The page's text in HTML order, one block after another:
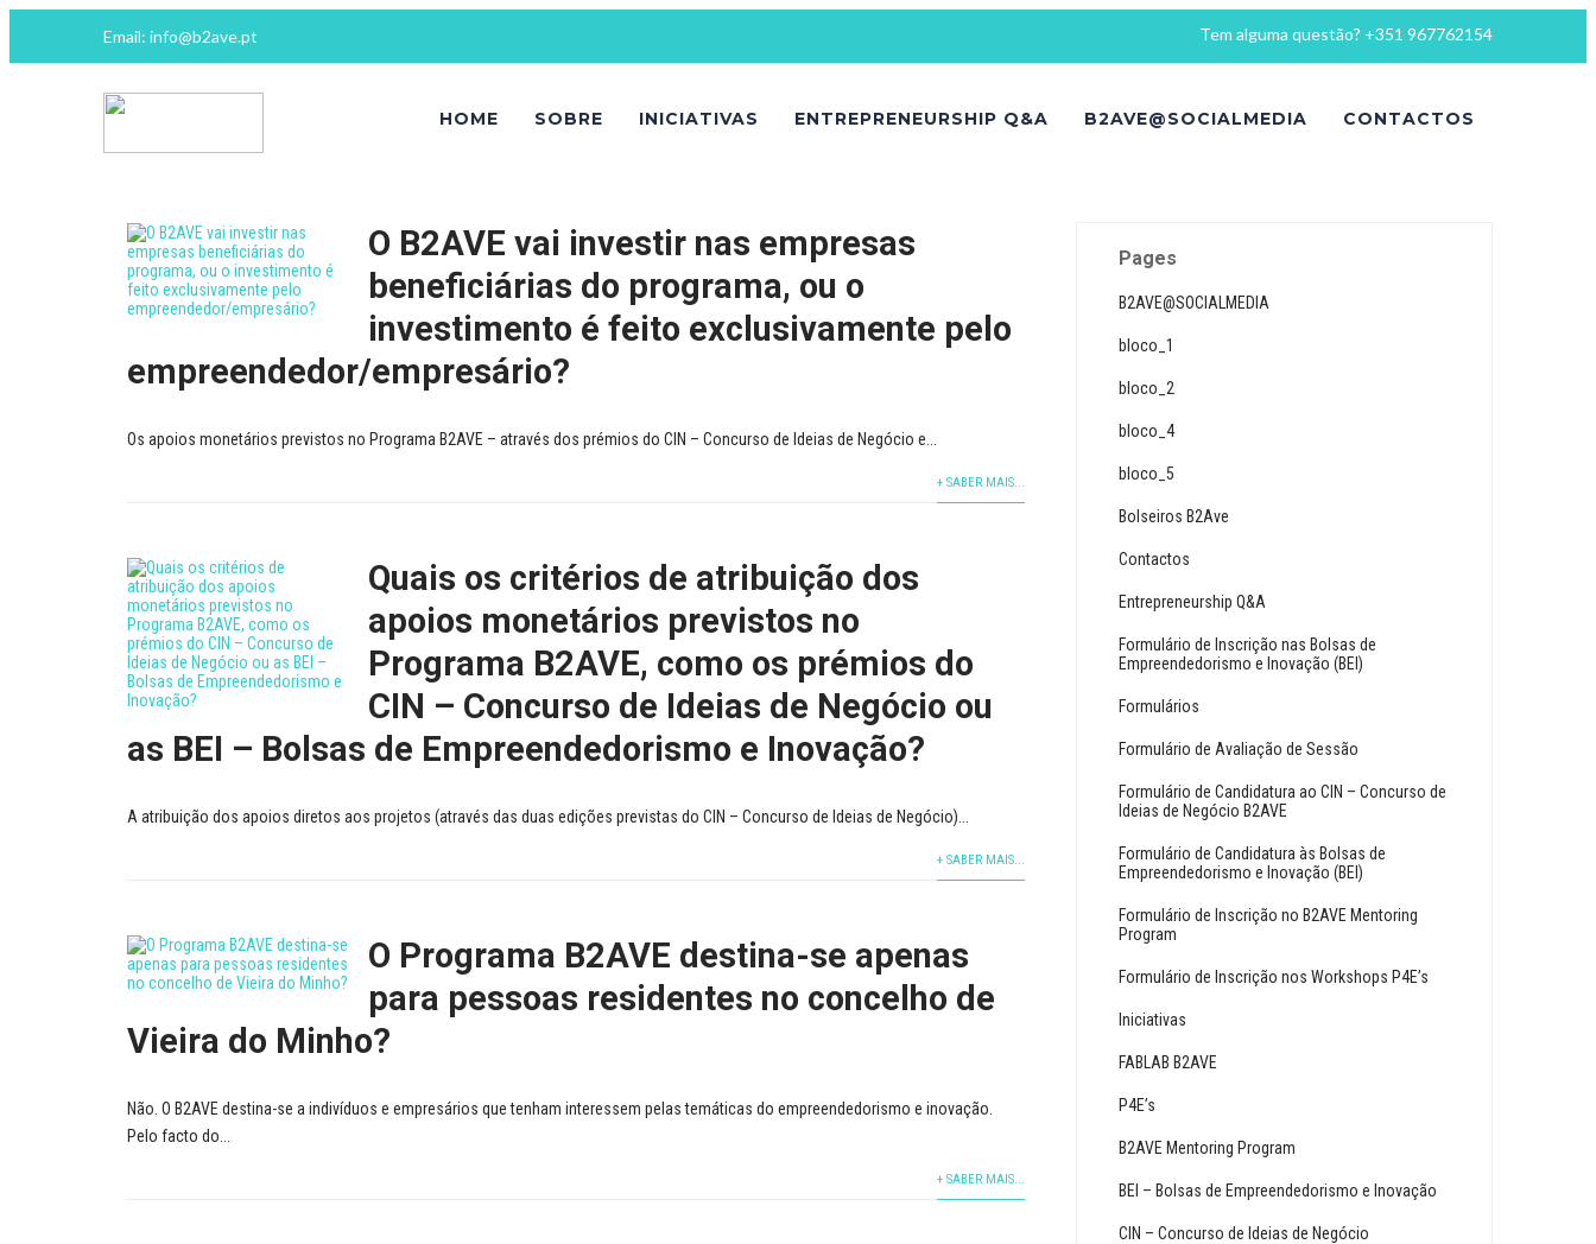
Email: info@b2ave.pt Tem alguma questão? +351 967762154
HOME SOBRE INICIATIVAS ENTREPRENEURSHIP Q&A B2AVE@SOCIALMEDIA CONTACTOS
O B2AVE vai investir nas empresas
beneficiárias do programa, ou o
investimento é feito exclusivamente pelo
empreendedor/empresário?
Os apoios monetários previstos no Programa B2AVE – através dos prémios do CIN – Concurso de Ideias de Negócio e...
+ SABER MAIS...
Quais os critérios de atribuição dos
apoios monetários previstos no
Programa B2AVE, como os prémios do
CIN – Concurso de Ideias de Negócio ou
as BEI – Bolsas de Empreendedorismo e Inovação?
A atribuição dos apoios diretos aos projetos (através das duas edições previstas do CIN – Concurso de Ideias de Negócio)...
+ SABER MAIS...
O Programa B2AVE destina-se apenas
para pessoas residentes no concelho de
Vieira do Minho?
Não. O B2AVE destina-se a indivíduos e empresários que tenham interessem pelas temáticas do empreendedorismo e inovação.
Pelo facto do...
+ SABER MAIS...
Pages
B2AVE@SOCIALMEDIA
bloco_1
bloco_2
bloco_4
bloco_5
Bolseiros B2Ave
Contactos
Entrepreneurship Q&A
Formulário de Inscrição nas Bolsas de
Empreendedorismo e Inovação (BEI)
Formulários
Formulário de Avaliação de Sessão
Formulário de Candidatura ao CIN – Concurso de
Ideias de Negócio B2AVE
Formulário de Candidatura às Bolsas de
Empreendedorismo e Inovação (BEI)
Formulário de Inscrição no B2AVE Mentoring
Program
Formulário de Inscrição nos Workshops P4E’s
Iniciativas
FABLAB B2AVE
P4E’s
B2AVE Mentoring Program
BEI – Bolsas de Empreendedorismo e Inovação
CIN – Concurso de Ideias de Negócio